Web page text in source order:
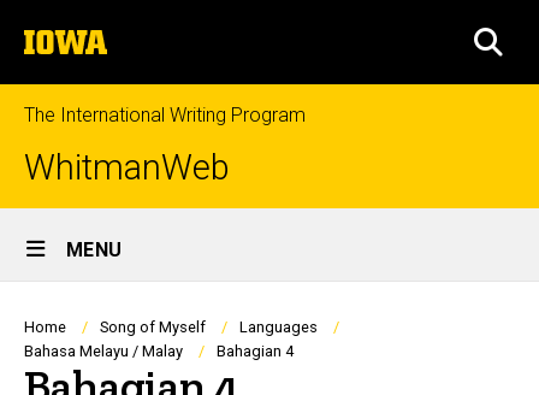
to
content
The
University
of
Iowa
The International Writing Program
WhitmanWeb
Site
Main
Navigation
MENU
Breadcrumb
Home Song of Myself
Languages
Bahasa Melayu / Malay
Bahagian 4